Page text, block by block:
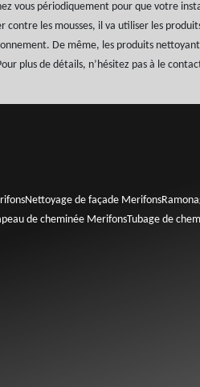
vous périodiquement pour que votre
contre les mousses, il va utiliser les
De même, les produits
plus de détails, n’hésitez pas à le
Nettoyage de façade Merifons
de cheminée MerifonsTubage de